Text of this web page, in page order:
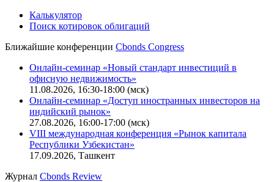
Калькулятор
Поиск котировок облигаций
Ближайшие конференции Cbonds Congress
Онлайн-семинар «Новый стандарт инвестиций в
офисную недвижимость»
11.08.2026, 16:30-18:00 (мск)
Онлайн-семинар «Доступ иностранных инвесторов на
индийский рынок»
27.08.2026, 16:00-17:00 (мск)
VIII международная конференция «Рынок капитала
Республики Узбекистан»
17.09.2026, Ташкент
Журнал Cbonds Review